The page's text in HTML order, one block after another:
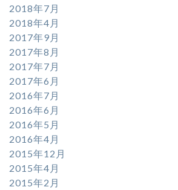
2018年7月
2018年4月
2017年9月
2017年8月
2017年7月
2017年6月
2016年7月
2016年6月
2016年5月
2016年4月
2015年12月
2015年4月
2015年2月